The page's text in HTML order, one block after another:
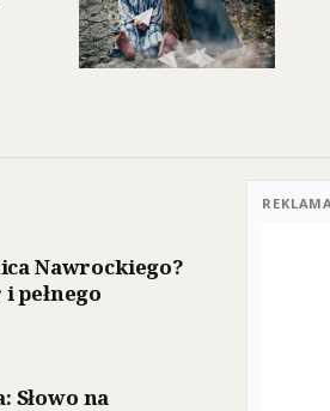
Nawrockiego?
pełnego
Słowo na